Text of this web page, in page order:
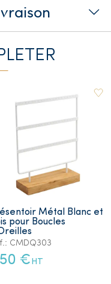
Métal Blanc et
pour Boucles
CMDQ303
€ HT